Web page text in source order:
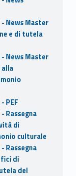
News Master
e di tutela
News Master
PEF
Rassegna
di
culturale
Rassegna
di
del